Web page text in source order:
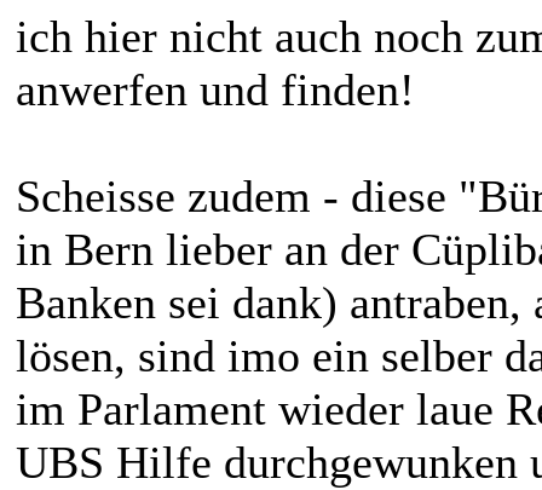
ich hier nicht auch noch
anwerfen und finden!
Scheisse zudem - diese
in Bern lieber an der
Banken sei dank)
lösen, sind imo ein selber
im Parlament wieder laue
UBS Hilfe durchgewunken